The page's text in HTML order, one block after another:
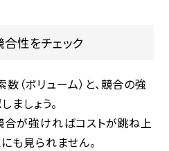
性をチェック
（ボリューム）と、競合の強
ましょう。
合が強ければコストが跳ね上
も見られません。